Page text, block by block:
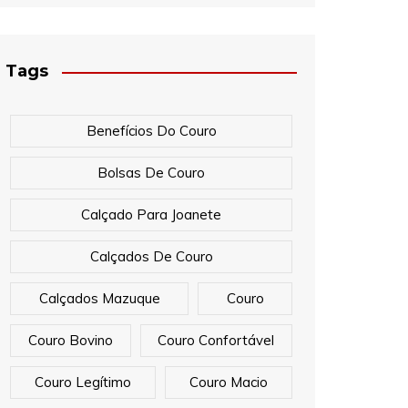
Tags
Benefícios Do Couro
Bolsas De Couro
Calçado Para Joanete
Calçados De Couro
Calçados Mazuque Couro
Couro Bovino Couro Confortável
Couro Legítimo Couro Macio